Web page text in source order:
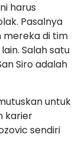
harus
Pasalnya
mereka di tim
Salah satu
Siro adalah
untuk
karier
sendiri